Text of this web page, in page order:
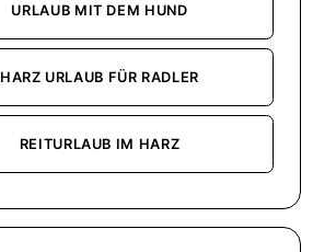
URLAUB MIT DEM HUND
HARZ URLAUB FÜR RADLER
REITURLAUB IM HARZ